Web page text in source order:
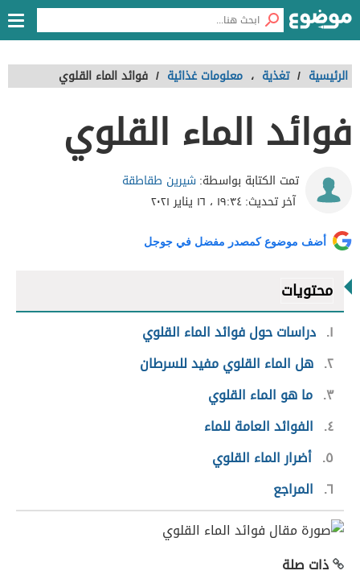
الرئيسية / تغذية ، معلومات غذائية / فوائد الماء القلوي
فوائد الماء القلوي
تمت الكتابة بواسطة:شيرين طقاطقة
آخر تحديث:١٩:٣٤ ، ١٦ يناير ٢٠٢١
أضف موضوع كمصدر مفضل في جوجل
محتويات
١ دراسات حول فوائد الماء القلوي
٢ هل الماء القلوي مفيد للسرطان
٣ ما هو الماء القلوي
٤
الفوائد العامة للماء
٥ أضرار الماء القلوي
٦ المراجع
ذات صلة